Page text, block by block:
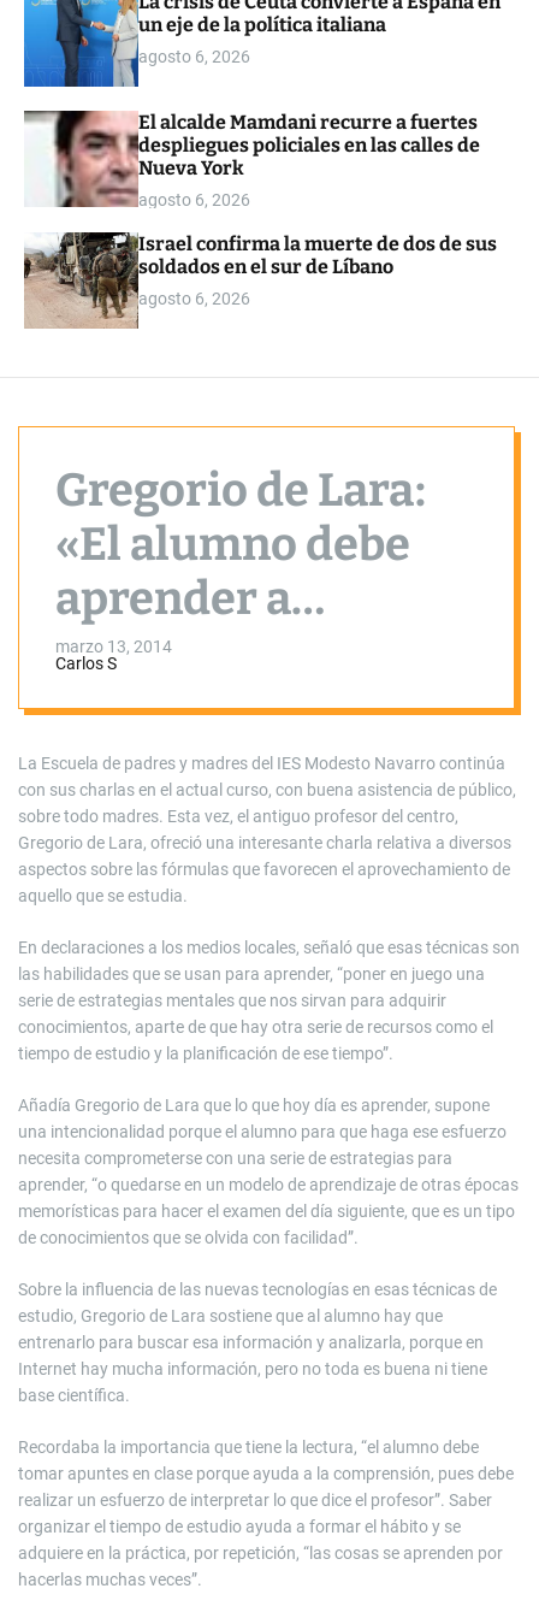
o
r
un eje de la política italiana
agosto 6, 2026
El alcalde Mamdani recurre a fuertes
despliegues policiales en las calles de
Nueva York
agosto 6, 2026
Israel confirma la muerte de dos de sus
soldados en el sur de Líbano
agosto 6, 2026
Gregorio de Lara:
«El alumno debe
aprender a
interpretar al
profesor»
marzo 13, 2014
Carlos S
La Escuela de padres y madres del IES Modesto Navarro continúa
con sus charlas en el actual curso, con buena asistencia de público,
sobre todo madres. Esta vez, el antiguo profesor del centro,
Gregorio de Lara, ofreció una interesante charla relativa a diversos
aspectos sobre las fórmulas que favorecen el aprovechamiento de
aquello que se estudia.
En declaraciones a los medios locales, señaló que esas técnicas son
las habilidades que se usan para aprender, “poner en juego una
serie de estrategias mentales que nos sirvan para adquirir
conocimientos, aparte de que hay otra serie de recursos como el
tiempo de estudio y la planificación de ese tiempo”.
Añadía Gregorio de Lara que lo que hoy día es aprender, supone
una intencionalidad porque el alumno para que haga ese esfuerzo
necesita comprometerse con una serie de estrategias para
aprender, “o quedarse en un modelo de aprendizaje de otras épocas
memorísticas para hacer el examen del día siguiente, que es un tipo
de conocimientos que se olvida con facilidad”.
Sobre la influencia de las nuevas tecnologías en esas técnicas de
estudio, Gregorio de Lara sostiene que al alumno hay que
entrenarlo para buscar esa información y analizarla, porque en
Internet hay mucha información, pero no toda es buena ni tiene
base científica.
Recordaba la importancia que tiene la lectura, “el alumno debe
tomar apuntes en clase porque ayuda a la comprensión, pues debe
realizar un esfuerzo de interpretar lo que dice el profesor”. Saber
organizar el tiempo de estudio ayuda a formar el hábito y se
adquiere en la práctica, por repetición, “las cosas se aprenden por
hacerlas muchas veces”.